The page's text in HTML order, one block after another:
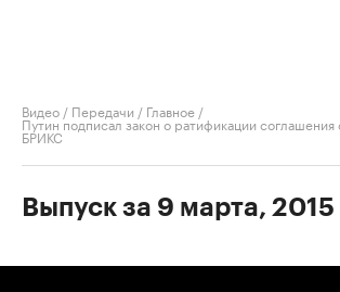
Видео / Передачи / Главное /
Путин подписал закон о ратификации соглашения
БРИКС
Выпуск за 9 марта, 2015